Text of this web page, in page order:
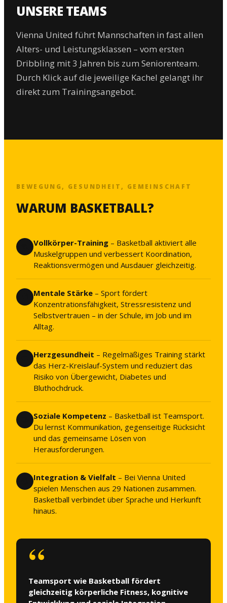
UNSERE TEAMS
Vienna United führt Mannschaften in fast allen
Alters- und Leistungsklassen – vom ersten
Dribbling mit 3 Jahren bis zum Seniorenteam.
Durch Klick auf die jeweilige Kachel gelangt ihr
direkt zum Trainingsangebot.
BEWEGUNG, GESUNDHEIT, GEMEINSCHAFT
WARUM BASKETBALL?
Vollkörper-Training – Basketball aktiviert alle
Muskelgruppen und verbessert Koordination,
Reaktionsvermögen und Ausdauer gleichzeitig.
Mentale Stärke – Sport fördert
Konzentrationsfähigkeit, Stressresistenz und
Selbstvertrauen – in der Schule, im Job und im
Alltag.
Herzgesundheit – Regelmäßiges Training stärkt
das Herz-Kreislauf-System und reduziert das
Risiko von Übergewicht, Diabetes und
Bluthochdruck.
Soziale Kompetenz – Basketball ist Teamsport.
Du lernst Kommunikation, gegenseitige Rücksicht
und das gemeinsame Lösen von
Herausforderungen.
Integration & Vielfalt – Bei Vienna United
spielen Menschen aus 29 Nationen zusammen.
Basketball verbindet über Sprache und Herkunft
hinaus.
Teamsport wie Basketball fördert
gleichzeitig körperliche Fitness, kognitive